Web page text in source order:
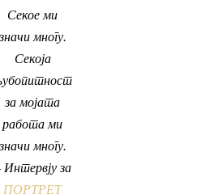
Секое ми
многу.
Секоја
за мојата
работа ми
многу.
Интервју за
ПОРТРЕТ